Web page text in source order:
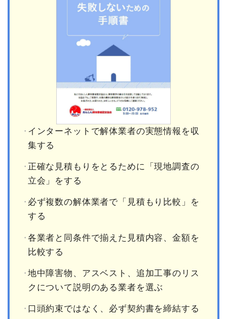
インターネットで解体業者の実態情報を収
集する
正確な見積もりをとるために「現地調査の
立会」をする
必ず複数の解体業者で「見積もり比較」を
する
各業者と同条件で揃えた見積内容、金額を
比較する
地中障害物、アスベスト、追加工事のリス
クについて説明のある業者を選ぶ
口頭約束ではなく、必ず契約書を締結する